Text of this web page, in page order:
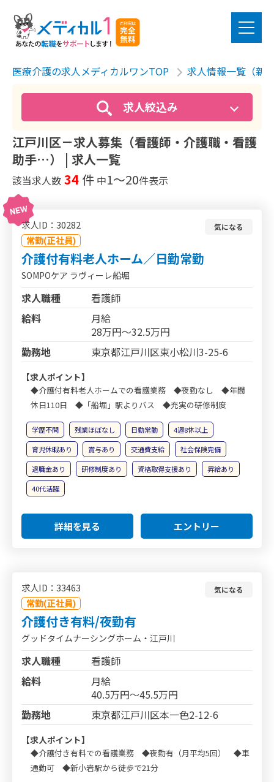
医療介護の求人メディカルワンTOP 求人情報一覧（新
求人絞込み
江戸川区－求人募集（看護師・介護職・看護
助手…） | 求人一覧
該当求人数 34 件 中1〜20件表示
求人ID：30282
常勤(正社員)
気になる
介護付有料老人ホーム／日勤常勤
SOMPOケア ラヴィーレ船堀
求人職種
看護師
給料
月給
28万円～32.5万円
勤務地
東京都江戸川区東小松川3-25-6
【求人ポイント】
◆介護付有料老人ホームでの看護業務 ◆夜勤なし ◆年間
休日110日 ◆「船堀」駅よりバス ◆充実の研修制度
学歴不問 残業ほぼなし 日勤常勤
4週8休以上
育児休暇あり
賞与あり 交通費支給
社会保険完備
退職金あり
研修制度あり 資格取得支援あり
昇給あり
40代活躍
詳細を見る エントリー
求人ID：33463
常勤(正社員)
気になる
介護付き有料/夜勤有
グッドタイムナーシングホーム・江戸川
求人職種
看護師
給料
月給
40.5万円～45.5万円
勤務地
東京都江戸川区本一色2-12-6
【求人ポイント】
◆介護付き有料での看護業務 ◆夜勤有（月平均5回） ◆車
通勤可 ◆新小岩駅から徒歩で21分